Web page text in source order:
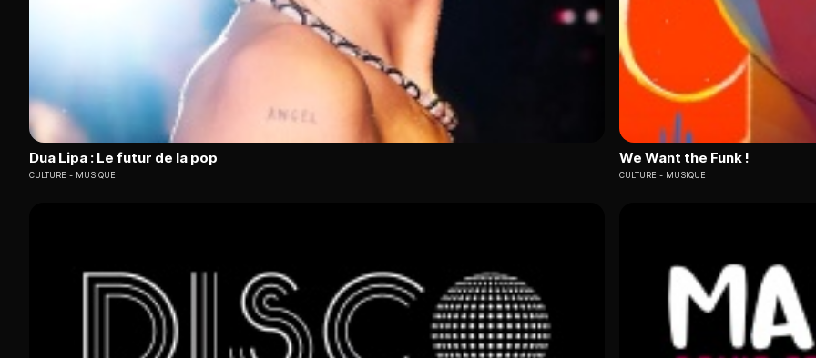
Dua Lipa : Le futur de la pop
CULTURE MUSIQUE
We Want the Funk !
CULTURE MUSIQUE